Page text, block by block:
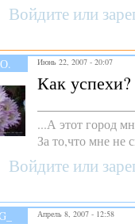
Войдите или
Июнь 22, 2007 - 20:07
Как успехи?
...А этот город
За то,что мне не
Войдите или
Апрель 8, 2007 - 12:58